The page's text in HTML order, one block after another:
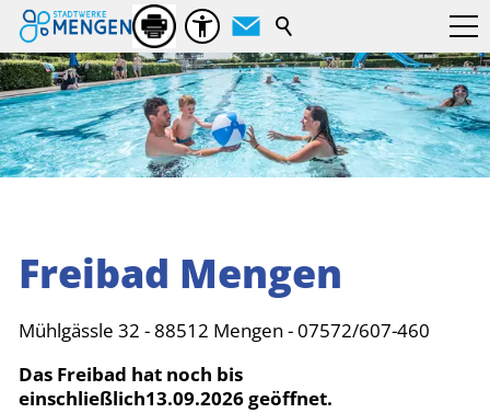
Suchbegriff
Freibad Mengen
Mühlgässle 32 - 88512 Mengen - 07572/607-460
Das Freibad hat noch bis
einschließlich13.09.2026 geöffnet.